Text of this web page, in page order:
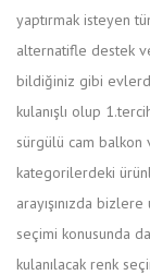
yaptırmak isteyen
alternatifle destek
bildiğiniz gibi
kulanışlı olup
sürgülü cam balkon
kategorilerdeki
arayışınızda
seçimi konusunda
kulanılacak renk